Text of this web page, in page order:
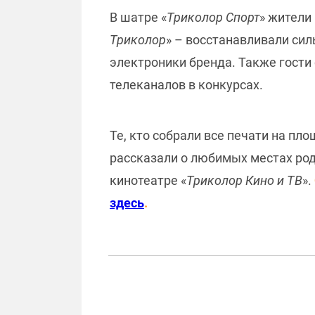
В шатре «Триколор Спорт»
Триколор» – восстанавливали
электроники бренда. Также
телеканалов в конкурсах.
Те, кто собрали все печати на
рассказали о любимых местах
кинотеатре «Триколор Кино и ТВ».
здесь.